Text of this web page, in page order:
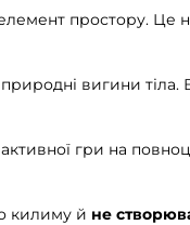
простору. Це
вигини
гри на
килиму й не